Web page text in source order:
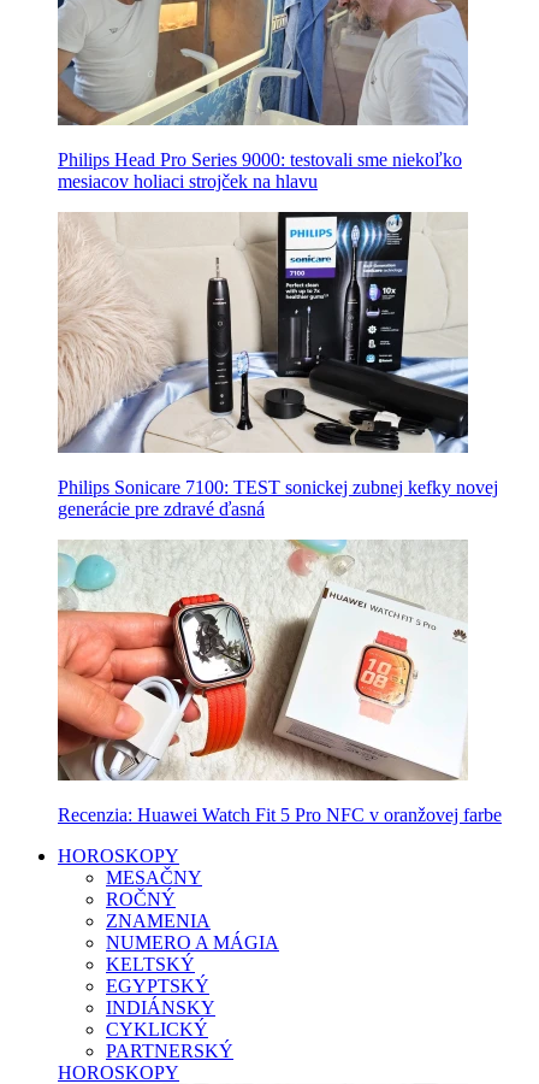
Philips Head Pro Series 9000: testovali sme niekoľko
mesiacov holiaci strojček na hlavu
Philips Sonicare 7100: TEST sonickej zubnej kefky novej
generácie pre zdravé ďasná
Recenzia: Huawei Watch Fit 5 Pro NFC v oranžovej farbe
HOROSKOPY
MESAČNY
ROČNÝ
ZNAMENIA
NUMERO A MÁGIA
KELTSKÝ
EGYPTSKÝ
INDIÁNSKY
CYKLICKÝ
PARTNERSKÝ
HOROSKOPY